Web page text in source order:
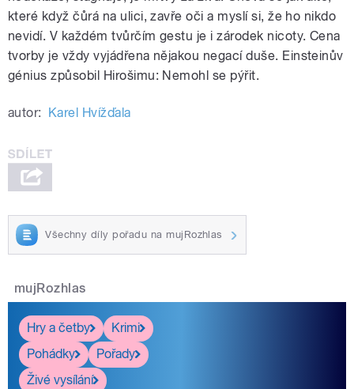
které když čůrá na ulici, zavře oči a myslí si, že ho nikdo
nevidí. V každém tvůrčím gestu je i zárodek nicoty. Cena
tvorby je vždy vyjádřena nějakou negací duše. Einsteinův
génius způsobil Hirošimu: Nemohl se pýřit.
autor: Karel Hvížďala
Všechny díly pořadu na mujRozhlas
mujRozhlas
Hry a četby
Krimi
Pohádky
Pořady
Živé vysílání